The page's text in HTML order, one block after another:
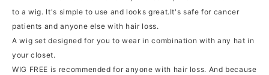
to a wig. It's simple to use and looks great.It's safe for cancer
patients and anyone else with hair loss.
A wig set designed for you to wear in combination with any hat in
your closet.
WIG FREE is recommended for anyone with hair loss. And because